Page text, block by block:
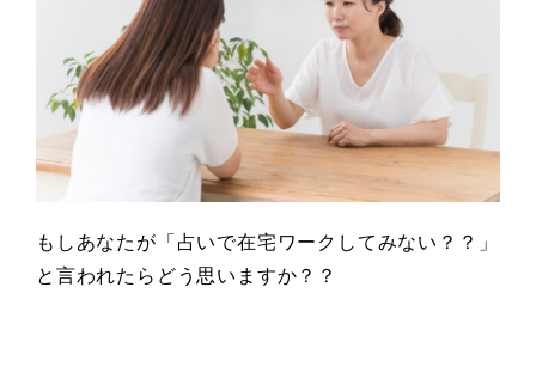
もしあなたが「占いで在宅ワークしてみない？？」
と言われたらどう思いますか？？